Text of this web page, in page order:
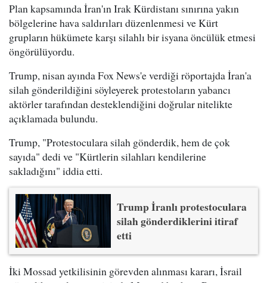
Plan kapsamında İran'ın Irak Kürdistanı sınırına yakın
bölgelerine hava saldırıları düzenlenmesi ve Kürt
grupların hükümete karşı silahlı bir isyana öncülük etmesi
öngörülüyordu.
Trump, nisan ayında Fox News'e verdiği röportajda İran'a
silah gönderildiğini söyleyerek protestoların yabancı
aktörler tarafından desteklendiğini doğrular nitelikte
açıklamada bulundu.
Trump, "Protestoculara silah gönderdik, hem de çok
sayıda" dedi ve "Kürtlerin silahları kendilerine
sakladığını" iddia etti.
Trump İranlı protestoculara
silah gönderdiklerini itiraf
etti
İki Mossad yetkilisinin görevden alınması kararı, İsrail